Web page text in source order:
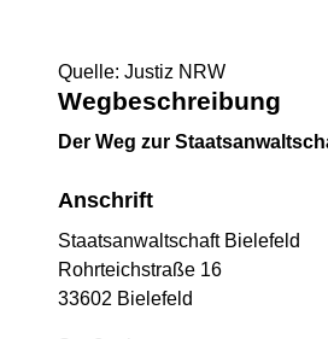
Quelle: Justiz NRW
Wegbeschreibung
Der Weg zur
Anschrift
Staatsanwaltschaft Bielefeld
Rohrteichstraße 16
33602 Bielefeld